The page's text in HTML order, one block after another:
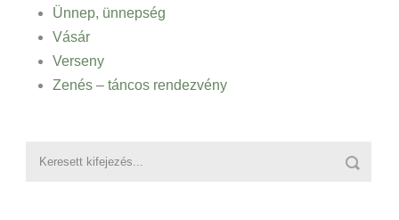
Ünnep, ünnepség
Vásár
Verseny
Zenés – táncos rendezvény